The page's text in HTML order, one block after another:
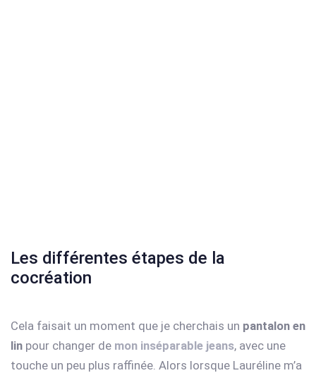
Les différentes étapes de la
cocréation
Cela faisait un moment que je cherchais un pantalon en
lin pour changer de mon inséparable jeans, avec une
touche un peu plus raffinée. Alors lorsque Lauréline m’a